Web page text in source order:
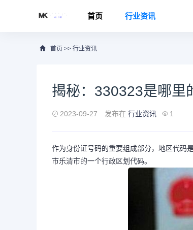
首页 行业资讯
首页 >> 行业资讯
揭秘：330323是哪里
2023-09-27 发布在 行业资讯 1
作为身份证号码的重要组成部分，地区代码
市乐清市的一个行政区划代码。